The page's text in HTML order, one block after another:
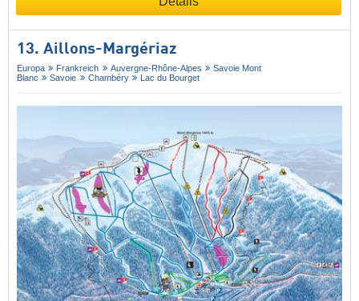
13. Aillons-Margériaz
Europa Frankreich Auvergne-Rhône-Alpes
Savoie Mont
Blanc
Savoie Chambéry Lac du Bourget